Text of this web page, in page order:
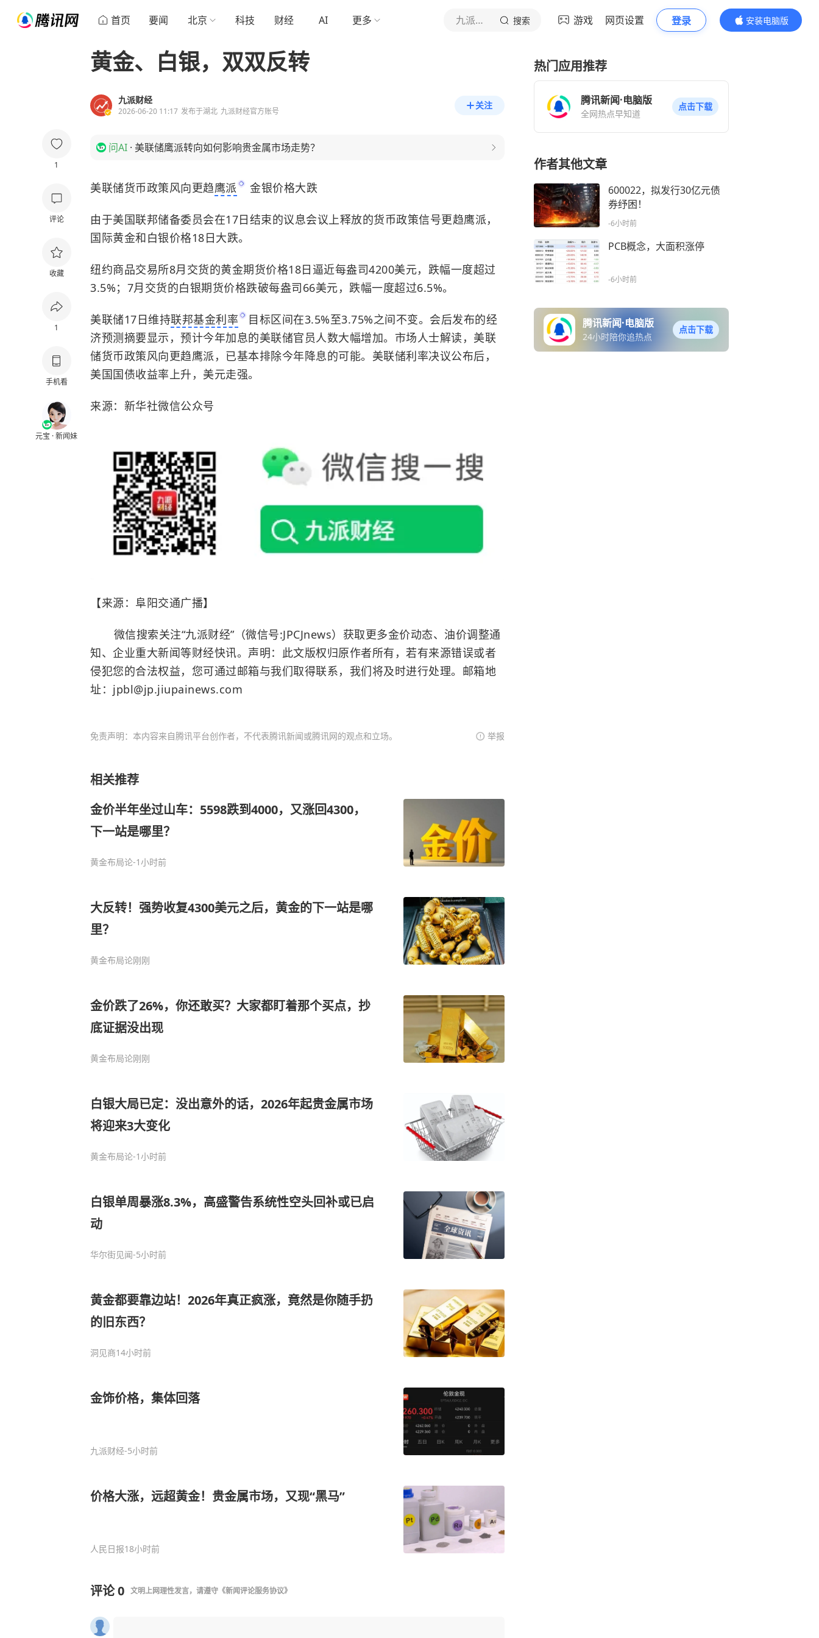
首页 要闻 北京 科技 财经 AI 更多 九派财经 搜索 游戏 网页设置 登录
安装电脑版
内容更精彩
1
评论
收藏
1
手机看
元宝 · 新闻妹
黄金、白银，双双反转
九派财经
2026-06-20 11:17 发布于湖北 九派财经官方账号
关注
问AI · 美联储鹰派转向如何影响贵金属市场走势？
美联储货币政策风向更趋鹰派 金银价格大跌
由于美国联邦储备委员会在17日结束的议息会议上释放的货币政策信号更趋鹰派，
国际黄金和白银价格18日大跌。
纽约商品交易所8月交货的黄金期货价格18日逼近每盎司4200美元，跌幅一度超过
3.5%；7月交货的白银期货价格跌破每盎司66美元，跌幅一度超过6.5%。
美联储17日维持联邦基金利率
目标区间在3.5%至3.75%之间不变。会后发布的经
济预测摘要显示，预计今年加息的美联储官员人数大幅增加。市场人士解读，美联
储货币政策风向更趋鹰派，已基本排除今年降息的可能。美联储利率决议公布后，
美国国债收益率上升，美元走强。
来源：新华社微信公众号
【来源：阜阳交通广播】
微信搜索关注“九派财经”（微信号:JPCJnews）获取更多金价动态、油价调整通
知、企业重大新闻等财经快讯。声明：此文版权归原作者所有，若有来源错误或者
侵犯您的合法权益，您可通过邮箱与我们取得联系，我们将及时进行处理。邮箱地
址：jpbl@jp.jiupainews.com
免责声明：本内容来自腾讯平台创作者，不代表腾讯新闻或腾讯网的观点和立场。 举报
相关推荐
金价半年坐过山车：5598跌到4000，又涨回4300，
下一站是哪里？
黄金布局论-1小时前
大反转！强势收复4300美元之后，黄金的下一站是哪
里？
黄金布局论刚刚
金价跌了26%，你还敢买？大家都盯着那个买点，抄
底证据没出现
黄金布局论刚刚
白银大局已定：没出意外的话，2026年起贵金属市场
将迎来3大变化
黄金布局论-1小时前
白银单周暴涨8.3%，高盛警告系统性空头回补或已启
动
华尔街见闻-5小时前
黄金都要靠边站！2026年真正疯涨，竟然是你随手扔
的旧东西？
洞见商14小时前
金饰价格，集体回落
九派财经-5小时前
价格大涨，远超黄金！贵金属市场，又现“黑马”
人民日报18小时前
评论0 文明上网理性发言，请遵守 《新闻评论服务协议》
热门应用推荐
腾讯新闻·电脑版
全网热点早知道
点击下载
作者其他文章
600022，拟发行30亿元债
券纾困！
-6小时前
PCB概念，大面积涨停
-6小时前
腾讯新闻·电脑版
24小时陪你追热点
点击下载